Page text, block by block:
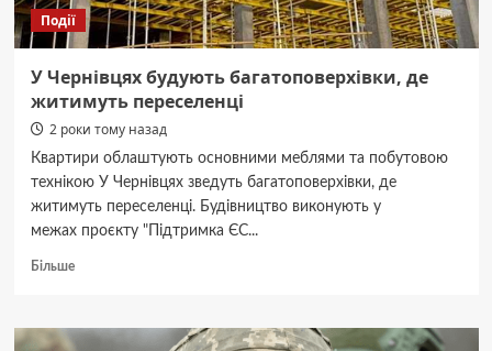
Події
У Чернівцях будують багатоповерхівки, де
житимуть переселенці
2 роки тому назад
Квартири облаштують основними меблями та побутовою
технікою У Чернівцях зведуть багатоповерхівки, де
житимуть переселенці. Будівництво виконують у
межах проєкту "Підтримка ЄС...
БільшеДокладніше
Чернівцях